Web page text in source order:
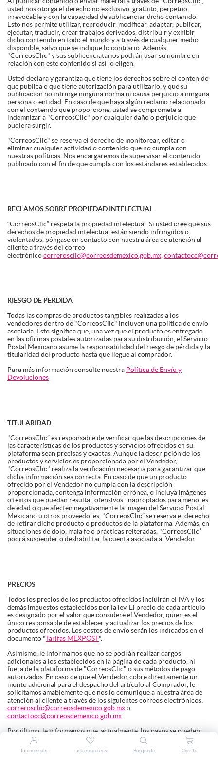
usted nos otorga el derecho no exclusivo, gratuito, perpetuo,
irrevocable y con la capacidad de sublicenciar dicho contenido.
Esto nos permite utilizar, reproducir, modificar, adaptar, publicar,
ejecutar, traducir, crear trabajos derivados, distribuir y exhibir
dicho contenido en todo el mundo y a través de cualquier medio
disponible, salvo que se indique lo contrario. Además,
"CorreosClic" y sus sublicenciatarios podrán usar su nombre en
relación con este contenido si así lo eligen.
Usted declara y garantiza que tiene los derechos sobre el contenido
que publica o que tiene autorización para utilizarlo, y que su
publicación no infringe ninguna norma ni causa perjuicio a ninguna
persona o entidad. En caso de que haya algún reclamo relacionado
con el contenido que proporcione, usted se compromete a
indemnizar a "CorreosClic" por cualquier daño o perjuicio que
pudiera surgir.
"CorreosClic" se reserva el derecho de monitorear, editar o
eliminar cualquier actividad o contenido que no cumpla con
nuestras políticas. Nos encargaremos de supervisar el contenido
publicado con el fin de que cumpla con los estándares establecidos.
RECLAMOS SOBRE PROPIEDAD INTELECTUAL
“CorreosClic” respeta la propiedad intelectual. Si usted cree que sus
derechos de propiedad intelectual están siendo infringidos o
violentados, póngase en contacto con nuestra área de atención al
cliente a través del correo
electrónicocorrerosclic@correosdemexico.gob.mx
RIESGO DE PÉRDIDA
Todas las compras de productos tangibles realizadas a los
vendedores dentro de "CorreosClic" incluyen una política de envío
asociada. Esto significa que, una vez que el producto es entregado
en las oficinas postales autorizadas para su distribución, el Servicio
Postal Mexicano asume la responsabilidad del riesgo de pérdida y la
titularidad del producto hasta que llegue al comprador.
Para más información consulte nuestra Política de Envío y
Devoluciones
TITULARIDAD
"CorreosClic” es responsable de verificar que las descripciones de
las características de los productos y servicios ofrecidos en su
plataforma sean precisas y exactas. Aunque la descripción de los
productos y servicios es proporcionada por el Vendedor,
"CorreosClic" realiza la verificación necesaria para garantizar que
dicha información sea correcta. En caso de que un producto
ofrecido por el Vendedor no cumpla con la descripción
proporcionada, contenga información errónea, o incluya imágenes
o textos que puedan resultar ofensivos, inapropiados para menores
de edad o que afecten negativamente la imagen del Servicio Postal
Mexicano u otros proveedores, "CorreosClic” se reserva el derecho
de retirar dicho producto o productos de la plataforma. Además, en
situaciones de dolo, mala fe o prácticas reiteradas, "CorreosClic”
podrá suspender o deshabilitar la cuenta asociada al Vendedor
PRECIOS
Todos los precios de los productos ofrecidos incluirán el IVA y los
demás impuestos establecidos por la ley. El precio de cada artículo
es designado por el valor que considere el Vendedor, quien es el
único responsable de establecer y actualizar los precios de los
productos ofrecidos. Los costos de envío serán los indicados en el
documento "Tarifas MEXPOST".
Asimismo, le informamos que no se podrán realizar cargos
adicionales a los establecidos en la página de cada producto, ni
fuera de la plataforma de "CorreosClic" o sus métodos de pago
autorizados. En caso de que el Vendedor cobre directamente un
monto adicional para el despacho del artículo al Comprador, le
solicitamos amablemente que nos lo comunique a nuestra área de
atención al cliente a través de los siguientes correos electrónicos:
correrosclic@correosdemexico.gob.mxo
contactocc@correosdemexico.gob.mx
Por último, le informamos que, actualmente, los pagos se pueden
realizar únicamente mediante tarjetas de crédito/débito Visa y
MasterCard, o cualquier otra marca habilitada por nuestro
proveedor de procesamiento de pagos.
Inicia sesión Lista de deseos Búsqueda Carrito